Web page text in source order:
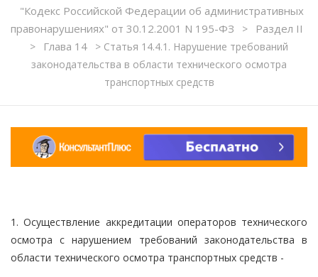
"Кодекс Российской Федерации об административных
правонарушениях" от 30.12.2001 N 195-ФЗ
> Раздел II
> Глава 14 > Статья 14.4.1. Нарушение требований
законодательства в области технического осмотра
транспортных средств
1. Осуществление аккредитации операторов технического
осмотра с нарушением требований законодательства в
области технического осмотра транспортных средств -